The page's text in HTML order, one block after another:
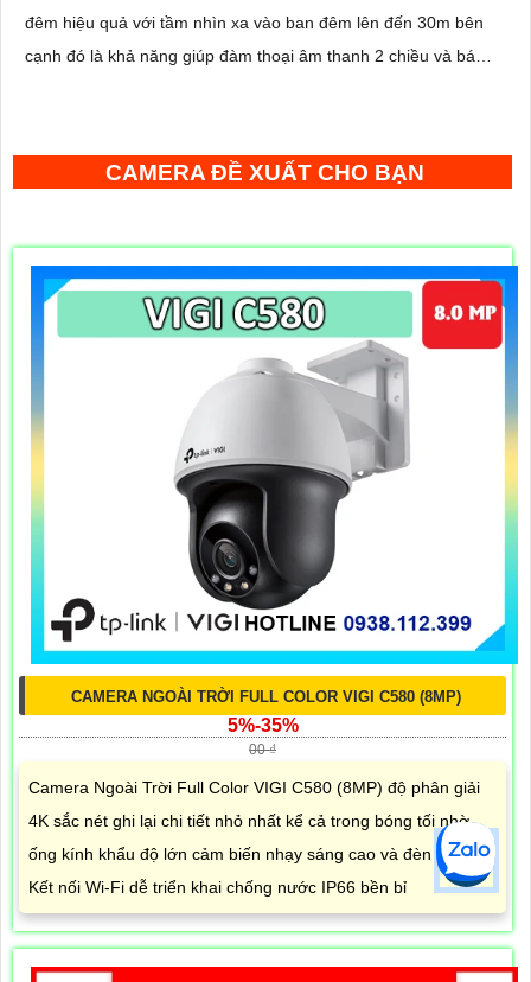
đêm hiệu quả với tầm nhìn xa vào ban đêm lên đến 30m bên
cạnh đó là khả năng giúp đàm thoại âm thanh 2 chiều và báo
CAMERA ĐỀ XUẤT CHO BẠN
CAMERA NGOÀI TRỜI FULL COLOR VIGI C580 (8MP)
5%-35%
00 ₫
Camera Ngoài Trời Full Color VIGI C580 (8MP) độ phân giải
4K sắc nét ghi lại chi tiết nhỏ nhất kể cả trong bóng tối nhờ
ống kính khẩu độ lớn cảm biến nhạy sáng cao và đèn bổ trợ.
Kết nối Wi-Fi dễ triển khai chống nước IP66 bền bỉ